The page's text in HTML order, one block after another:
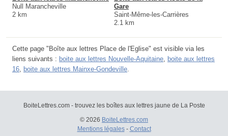
Null Marancheville
2 km
Gare
Saint-Même-les-Carrières
2.1 km
Cette page "Boîte aux lettres Place de l'Eglise" est visible via les
liens suivants : boite aux lettres Nouvelle-Aquitaine boite aux lettres
16 boite aux lettres Mainxe-Gondeville
BoiteLettres.com - trouvez les boîtes aux lettres jaune de La Poste
© 2026 BoiteLettres.com
Mentions légales- Contact